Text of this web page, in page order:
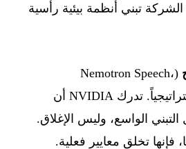
تبني أنظمة بيئية رأسية
(Nemotron Speech،
Alpamayo) تحولاً استراتيجياً. تدرك NVIDIA أن
الواسع، وليس الإغلاق.
فإنها تخلق معايير فعلية.